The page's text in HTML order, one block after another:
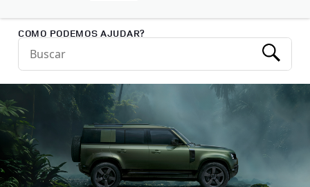
Return to Nav
COMO PODEMOS AJUDAR?
Conduct a search
Submit